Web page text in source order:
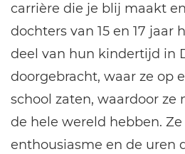
carrière die je blij maakt
dochters van 15 en 17 jaar
deel van hun kindertijd in
doorgebracht, waar ze op
school zaten, waardoor ze
de hele wereld hebben.
enthousiasme en de uren